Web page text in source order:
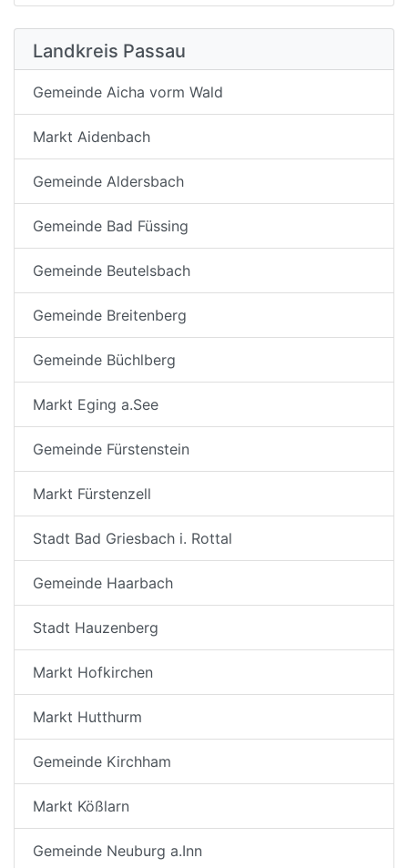
Landkreis Passau
Gemeinde Aicha vorm Wald
Markt Aidenbach
Gemeinde Aldersbach
Gemeinde Bad Füssing
Gemeinde Beutelsbach
Gemeinde Breitenberg
Gemeinde Büchlberg
Markt Eging a.See
Gemeinde Fürstenstein
Markt Fürstenzell
Stadt Bad Griesbach i. Rottal
Gemeinde Haarbach
Stadt Hauzenberg
Markt Hofkirchen
Markt Hutthurm
Gemeinde Kirchham
Markt Kößlarn
Gemeinde Neuburg a.Inn